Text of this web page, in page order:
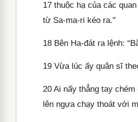
17 thuộc hạ của các
từ Sa-ma-ri kéo ra."
18 Bên Ha-đát ra lệnh:
19 Vừa lúc ấy quân sĩ
20 Ai nấy thẳng tay chém
lên ngựa chạy thoát với